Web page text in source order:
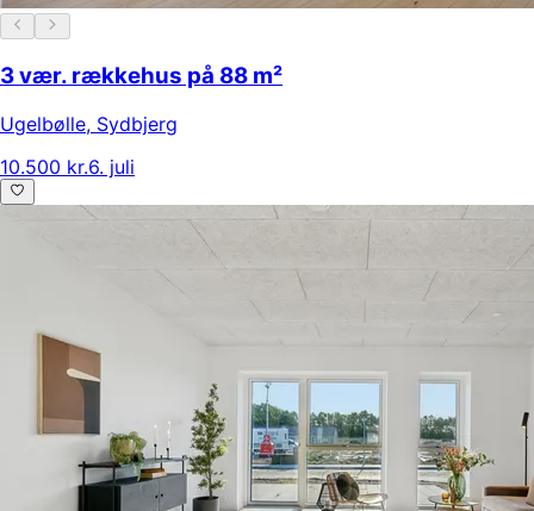
3 vær. rækkehus på 88 m²
Ugelbølle, Sydbjerg
10.500 kr.6. juli